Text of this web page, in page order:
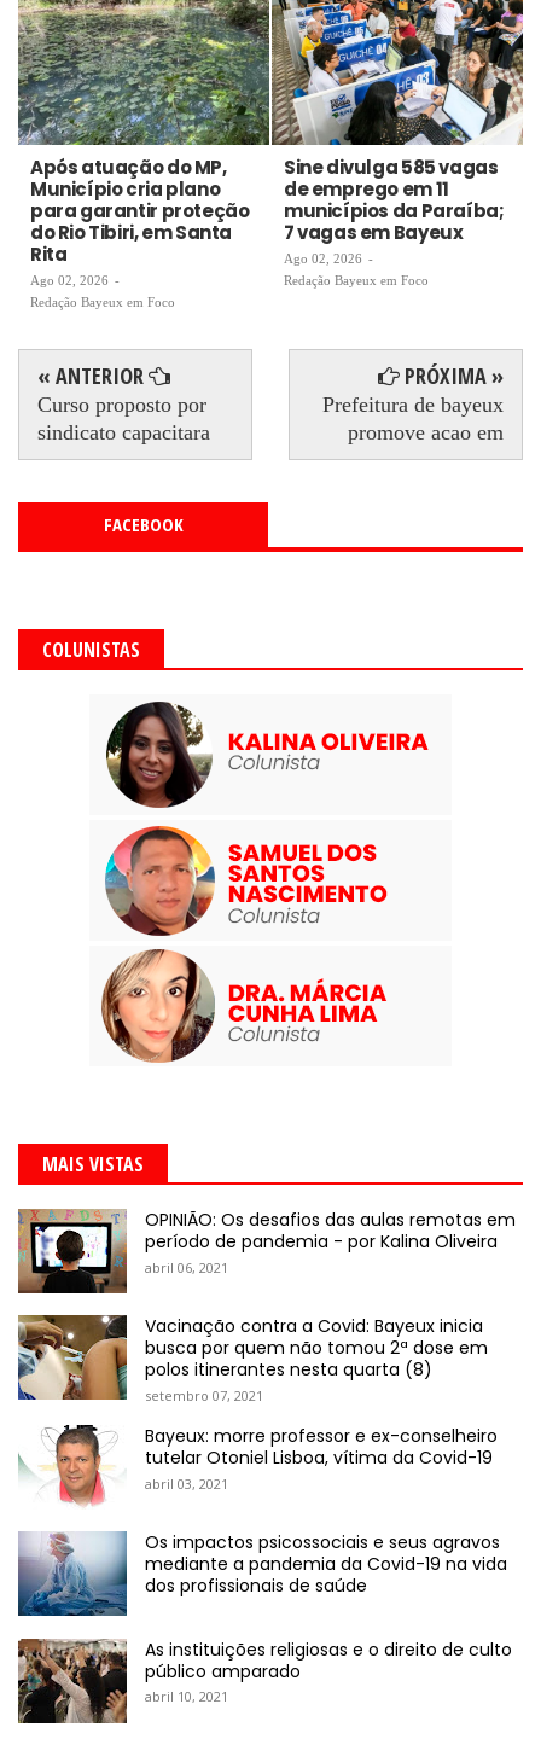
Após atuação do MP,
Município cria plano
para garantir proteção
do Rio Tibiri, em Santa
Rita
Ago 02, 2026 -
Redação Bayeux em Foco
Sine divulga 585 vagas
de emprego em 11
municípios da Paraíba;
7 vagas em Bayeux
Ago 02, 2026 -
Redação Bayeux em Foco
« ANTERIOR
Curso proposto por
sindicato capacitara
PRÓXIMA »
Prefeitura de bayeux
promove acao em
FACEBOOK
COLUNISTAS
MAIS VISTAS
OPINIÃO: Os desafios das aulas remotas em
período de pandemia - por Kalina Oliveira
abril 06, 2021
Vacinação contra a Covid: Bayeux inicia
busca por quem não tomou 2ª dose em
polos itinerantes nesta quarta (8)
setembro 07, 2021
Bayeux: morre professor e ex-conselheiro
tutelar Otoniel Lisboa, vítima da Covid-19
abril 03, 2021
Os impactos psicossociais e seus agravos
mediante a pandemia da Covid-19 na vida
dos profissionais de saúde
As instituições religiosas e o direito de culto
público amparado
abril 10, 2021